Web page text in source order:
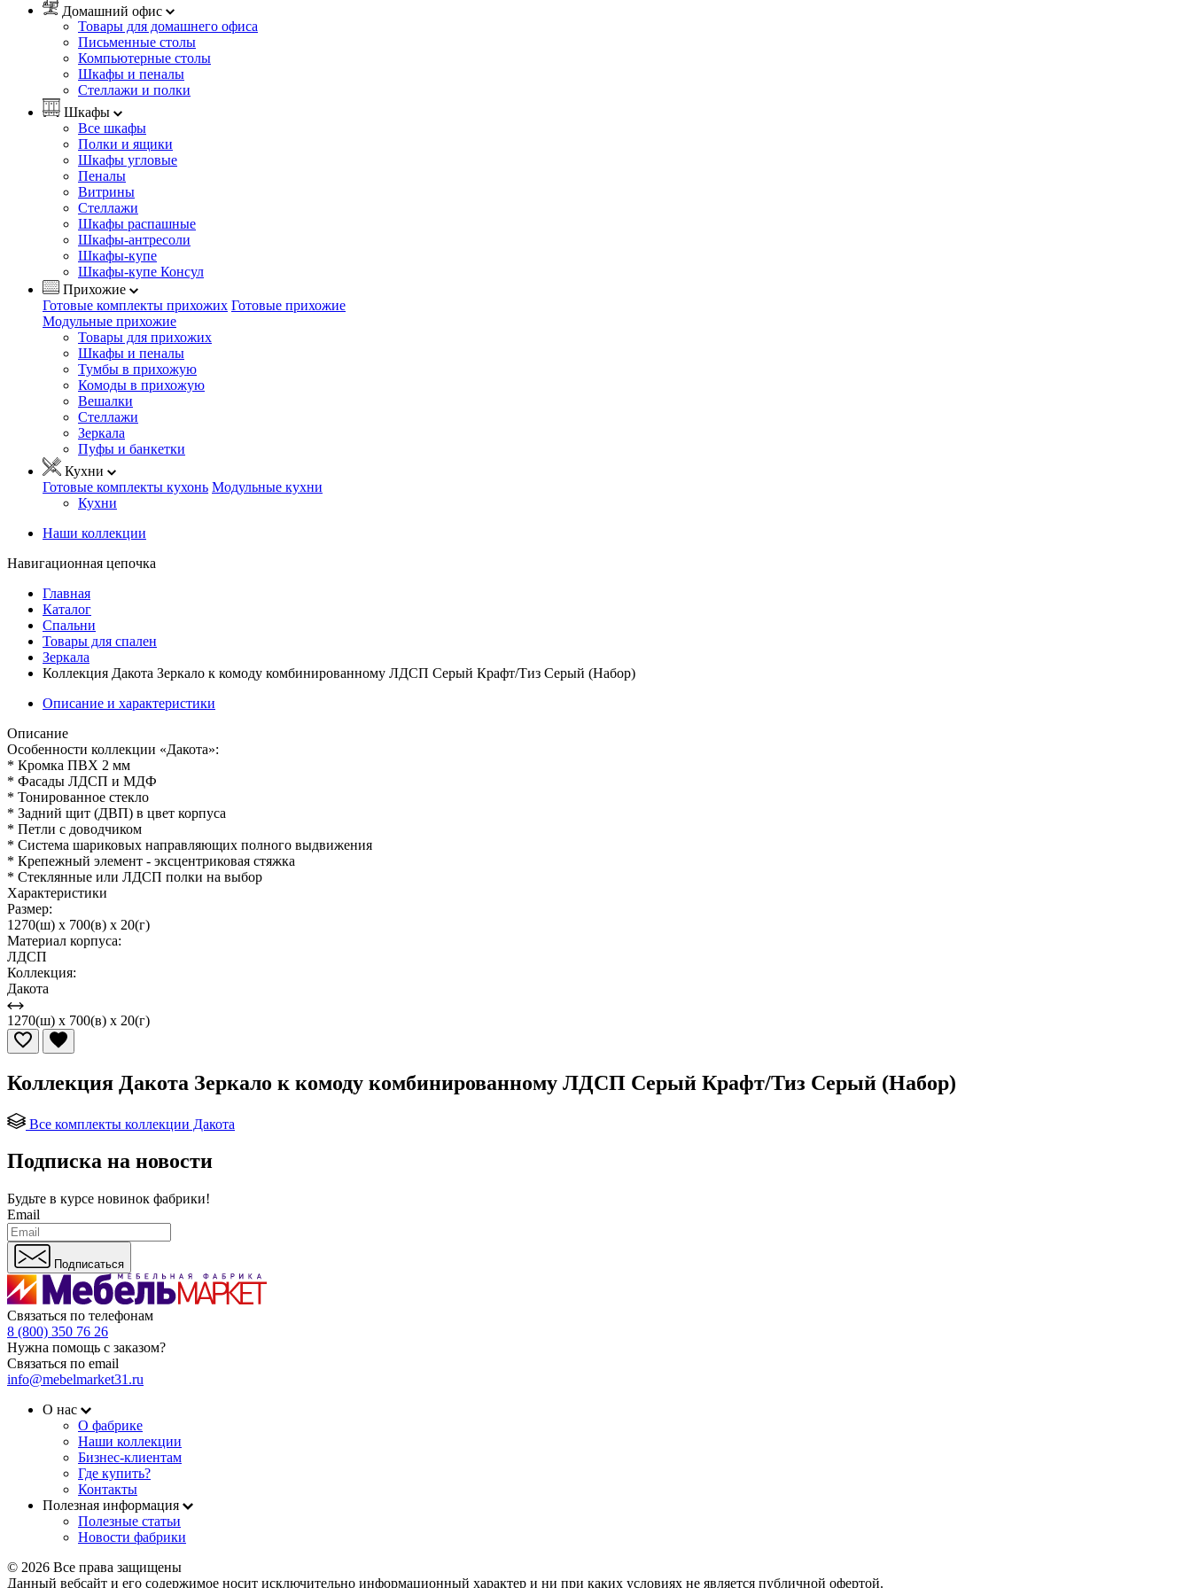
Домашний офис
Товары для домашнего офиса
Письменные столы
Компьютерные столы
Шкафы и пеналы
Стеллажи и полки
Шкафы
Все шкафы
Полки и ящики
Шкафы угловые
Пеналы
Витрины
Стеллажи
Шкафы распашные
Шкафы-антресоли
Шкафы-купе
Шкафы-купе Консул
Прихожие
Готовые комплекты прихожих Готовые прихожие
Модульные прихожие
Товары для прихожих
Шкафы и пеналы
Тумбы в прихожую
Комоды в прихожую
Вешалки
Стеллажи
Зеркала
Пуфы и банкетки
Кухни
Готовые комплекты кухонь Модульные кухни
Кухни
Наши коллекции
Навигационная цепочка
Главная
Каталог
Спальни
Товары для спален
Зеркала
Коллекция Дакота Зеркало к комоду комбинированному ЛДСП Серый Крафт/Тиз Серый (Набор)
Описание и характеристики
Описание
Особенности коллекции «Дакота»:
* Кромка ПВХ 2 мм
* Фасады ЛДСП и МДФ
* Тонированное стекло
* Задний щит (ДВП) в цвет корпуса
* Петли с доводчиком
* Система шариковых направляющих полного выдвижения
* Крепежный элемент - эксцентриковая стяжка
* Стеклянные или ЛДСП полки на выбор
Характеристики
Размер:
1270(ш) x 700(в) x 20(г)
Материал корпуса:
ЛДСП
Коллекция:
Дакота
1270(ш) x 700(в) x 20(г)
Коллекция Дакота Зеркало к комоду комбинированному ЛДСП Серый Крафт/Тиз Серый (Набор)
Все комплекты коллекции Дакота
Подписка на новости
Будьте в курсе новинок фабрики!
Email
Подписаться
Связаться по телефонам
8 (800) 350 76 26
Нужна помощь с заказом?
Связаться по email
info@mebelmarket31.ru
О нас
О фабрике
Наши коллекции
Бизнес-клиентам
Где купить?
Контакты
Полезная информация
Полезные статьи
Новости фабрики
© 2026 Все права защищены
Данный вебсайт и его содержимое носит исключительно информационный характер и ни при каких условиях не является публичной офертой.